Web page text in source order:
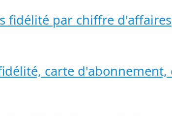
fidélité par chiffre d'affaires
carte